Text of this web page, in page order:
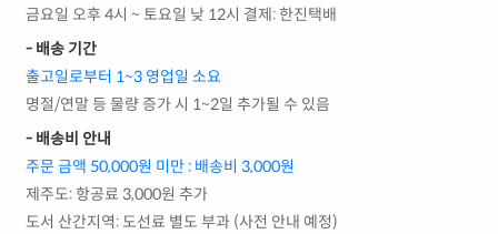
금요일 오후 4시 ~ 토요일 낮 12시 결제: 한진택배
- 배송 기간
출고일로부터 1~3 영업일 소요
명절/연말 등 물량 증가 시 1~2일 추가될 수 있음
- 배송비 안내
주문 금액 50,000원 미만 : 배송비 3,000원
제주도: 항공료 3,000원 추가
도서 산간지역: 도선료 별도 부과 (사전 안내 예정)